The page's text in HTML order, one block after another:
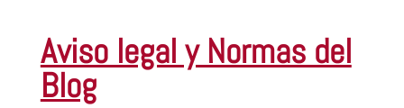
Aviso legal y Normas del
Blog